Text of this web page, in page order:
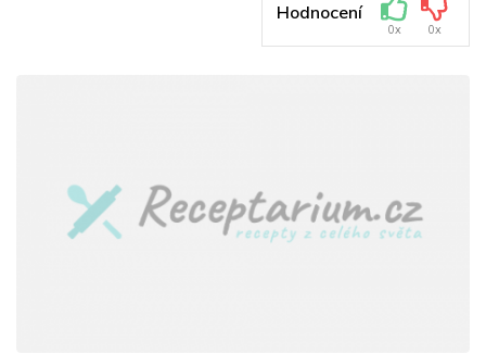
Hodnocení
0x 0x